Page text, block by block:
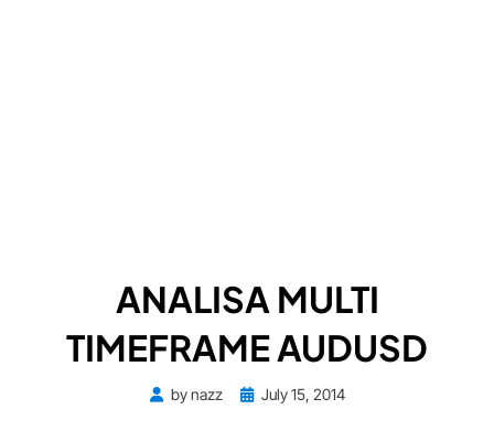
ANALISA MULTI
TIMEFRAME AUDUSD
bynazz
PostedJuly 15, 2014